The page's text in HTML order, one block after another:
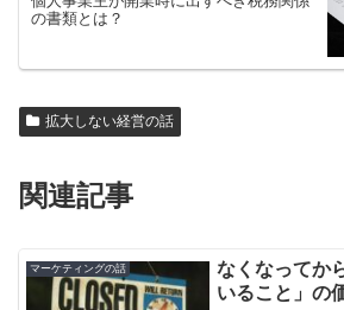
の書類とは？
拡大しない経営の話
関連記事
マーケティングの話
なくなってか
いること」の